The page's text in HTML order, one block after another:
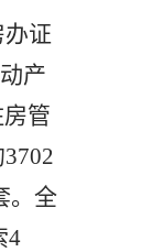
办证
产
管
3702
。 全
4